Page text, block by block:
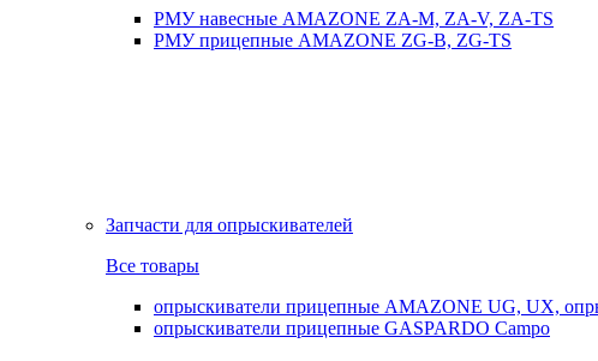
РМУ навесные AMAZONE ZA-M, ZA-V, ZA-TS
РМУ прицепные AMAZONE ZG-B, ZG-TS
Запчасти для опрыскивателей
Все товары
опрыскиватели прицепные AMAZONE UG, UX,
опрыскиватели прицепные GASPARDO Campo